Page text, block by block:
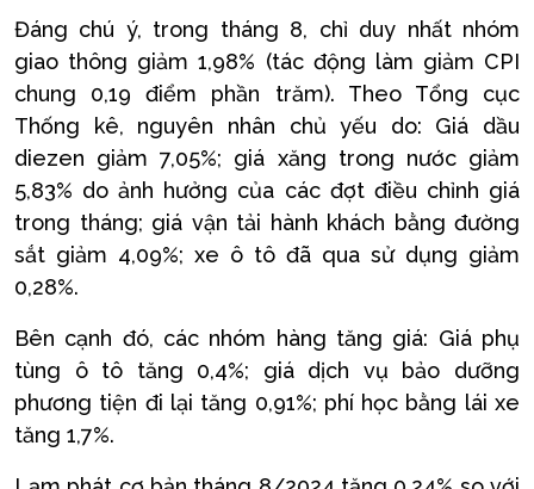
Đáng chú ý, trong tháng 8, chỉ duy nhất nhóm
giao thông giảm 1,98% (tác động làm giảm CPI
chung 0,19 điểm phần trăm). Theo Tổng cục
Thống kê, nguyên nhân chủ yếu do: Giá dầu
diezen giảm 7,05%; giá xăng trong nước giảm
5,83% do ảnh hưởng của các đợt điều chỉnh giá
trong tháng; giá vận tải hành khách bằng đường
sắt giảm 4,09%; xe ô tô đã qua sử dụng giảm
0,28%.
Bên cạnh đó, các nhóm hàng tăng giá: Giá phụ
tùng ô tô tăng 0,4%; giá dịch vụ bảo dưỡng
phương tiện đi lại tăng 0,91%; phí học bằng lái xe
tăng 1,7%.